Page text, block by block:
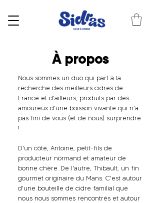
À propos
Nous sommes un duo ​qui part à la
recherche des meilleurs cidres de
France et d'ailleurs, produits par des
amoureux d'une boisson vivante qui n'a
pas fini de vous (et de nous) surprendre
!
D'un côté, Antoine, petit-fils de
producteur normand et amateur de
bonne chère. De l'autre, Thibault, un fin
gourmet originaire du Mans. C'est autour
d'une bouteille de cidre familial que
nous nous sommes rencontrés et autour